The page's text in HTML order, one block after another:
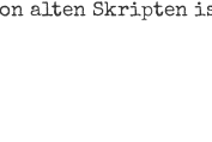
alten Skripten